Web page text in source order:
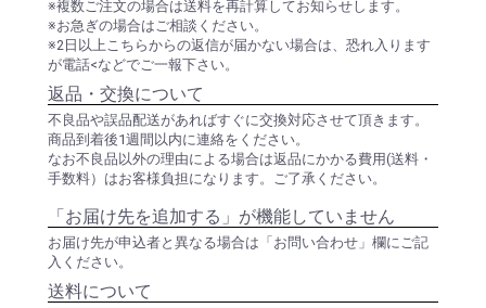
※複数ご注文の場合は送料を再計算してお知らせします。
※お急ぎの場合はご相談ください。
※2日以上こちらからの返信が届かない場合は、恐れ入ります
が電話<などでご一報下さい。
返品・交換について
不良品や誤品配送があればすぐに交換対応させて頂きます。
商品到着後1週間以内に連絡をください。
なお不良品以外の理由による場合は返品にかかる費用(送料・
手数料）はお客様負担になります。ご了承ください。
「お届け先を追加する」が機能していません
お届け先が申込者と異なる場合は「お問い合わせ」欄にご記
入ください。
送料について